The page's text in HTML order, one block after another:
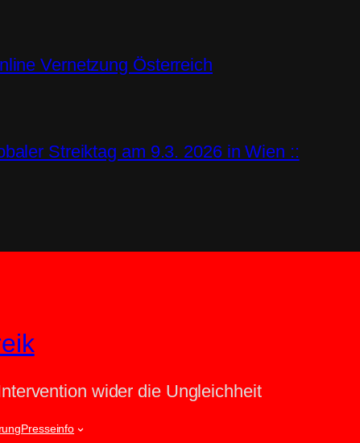
Vernetzung Österreich
Streiktag am 9.3. 2026 in Wien ::
wider die Ungleichheit
Presseinfo